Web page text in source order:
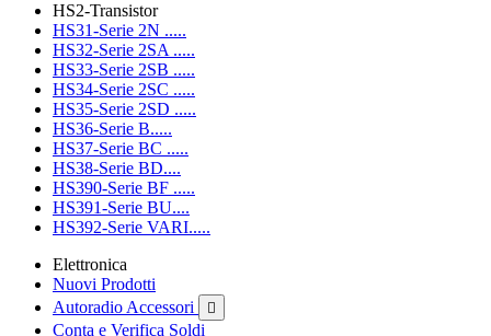
HS2-Transistor
HS31-Serie 2N .....
HS32-Serie 2SA .....
HS33-Serie 2SB .....
HS34-Serie 2SC .....
HS35-Serie 2SD .....
HS36-Serie B.....
HS37-Serie BC .....
HS38-Serie BD....
HS390-Serie BF .....
HS391-Serie BU....
HS392-Serie VARI.....
Elettronica
Nuovi Prodotti
Autoradio Accessori

Conta e Verifica Soldi